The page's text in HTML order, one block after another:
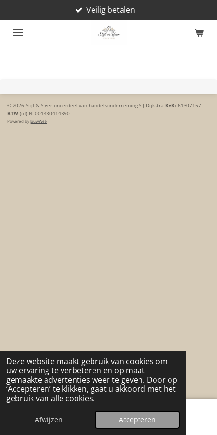
Deze website maakt gebruik van cookies om
uw ervaring te verbeteren en op maat
gemaakte advertenties weer te geven. Door op
‘Accepteren’ te klikken, gaat u akkoord met het
gebruik van alle cookies.
Afwijzen Accepteren
direct
naar
Veilig betalen
© 2026 Stijl & Sfeer onderdeel van handelsonderneming S.J Dijkstra KvK: 61307157
BTW (id) NL001430414B90
Powered byJouwWeb
E-mailadres WhatsApp